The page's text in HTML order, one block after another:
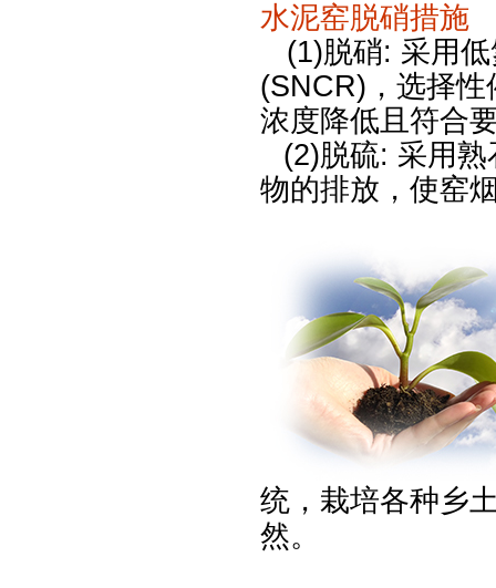
水泥窑脱硝措施
(1)脱硝: 采用
(SNCR) ，选择
浓度降低且符合
(2)脱硫: 采用熟
物的排放，使窑
统，栽培各种乡
然。